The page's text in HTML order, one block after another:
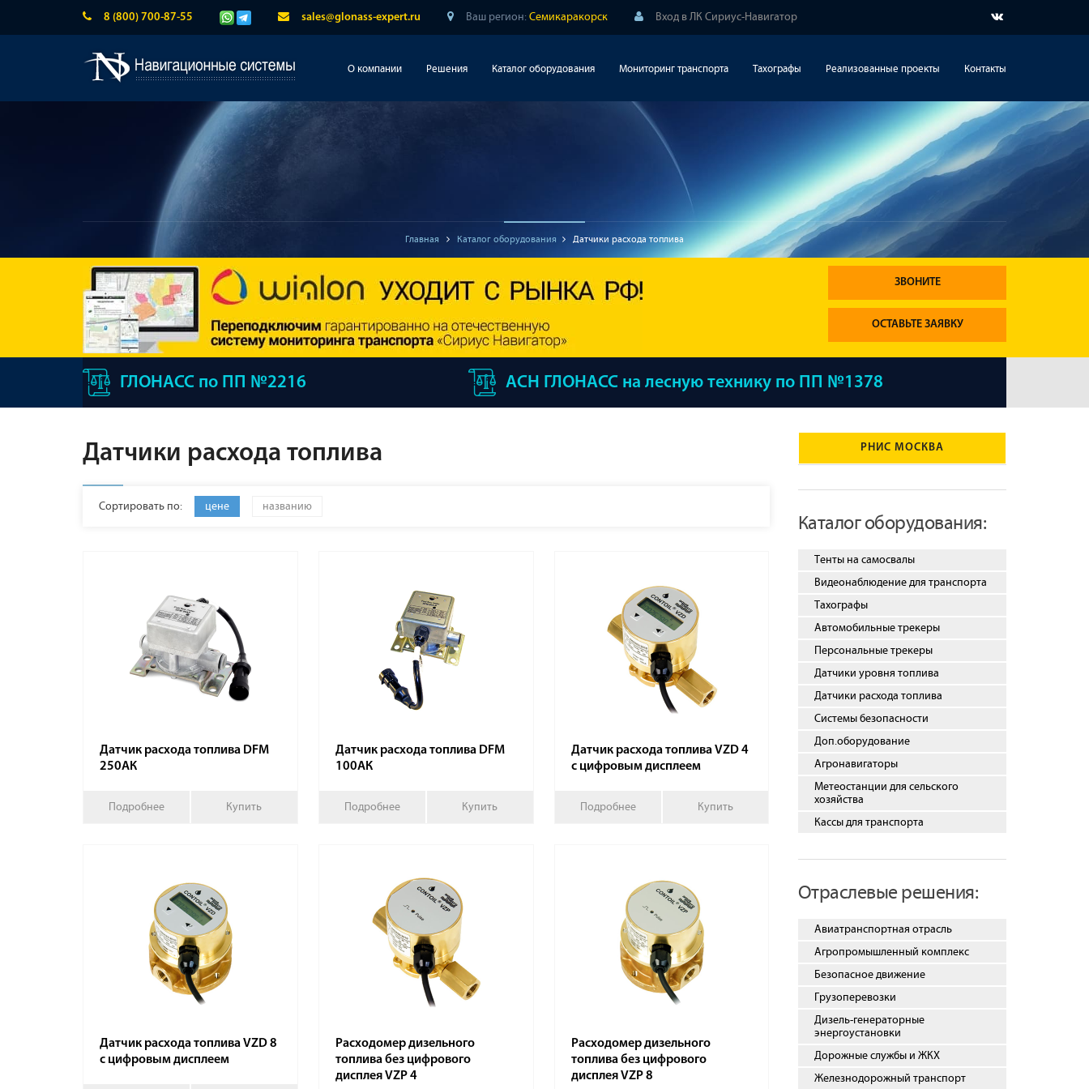
8 (800) 700-87-55 sales@glonass-expert.ru Ваш регион: Семикаракорск Вход в ЛК Сириус-Навигатор
О компании Решения Каталог оборудования Мониторинг транспорта Тахографы Реализованные проекты Контакты
Главная Каталог оборудования Датчики расхода топлива
ЗВОНИТЕ
ОСТАВЬТЕ ЗАЯВКУ
ГЛОНАСС по ПП №2216 АСН ГЛОНАСС на лесную технику по ПП №1378
Датчики расхода топлива
Сортировать по: цене названию
Датчик расхода топлива DFM
250АК
Подробнее Купить
Датчик расхода топлива DFM
100АК
Подробнее Купить
Датчик расхода топлива VZD 4
с цифровым дисплеем
Подробнее Купить
Датчик расхода топлива VZD 8
с цифровым дисплеем
Расходомер дизельного
топлива без цифрового
дисплея VZР 4
Расходомер дизельного
топлива без цифрового
дисплея VZР 8
РНИС МОСКВА
Каталог оборудования:
Тенты на самосвалы
Видеонаблюдение для транспорта
Тахографы
Автомобильные трекеры
Персональные трекеры
Датчики уровня топлива
Датчики расхода топлива
Системы безопасности
Доп.оборудование
Агронавигаторы
Метеостанции для сельского
хозяйства
Кассы для транспорта
Отраслевые решения:
Авиатранспортная отрасль
Агропромышленный комплекс
Безопасное движение
Грузоперевозки
Дизель-генераторные
энергоустановки
Дорожные службы и ЖКХ
Железнодорожный транспорт